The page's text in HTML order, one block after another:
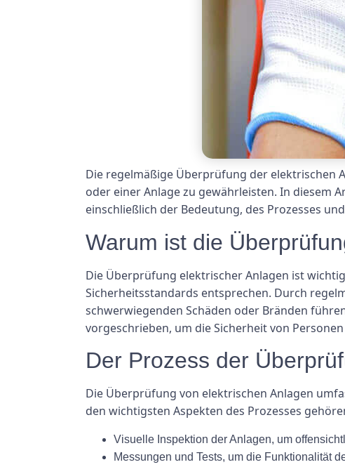
Die regelmäßige Überprüfung der elektrischen
oder einer Anlage zu gewährleisten. In diesem
einschließlich der Bedeutung, des Prozesses
Warum ist die
Die Überprüfung elektrischer Anlagen ist
Sicherheitsstandards entsprechen. Durch
schwerwiegenden Schäden oder Bränden
vorgeschrieben, um die Sicherheit von
Der Prozess der
Die Überprüfung von elektrischen Anlagen
den wichtigsten Aspekten des Prozesses
Visuelle Inspektion der Anlagen, um
Messungen und Tests, um die Funktionalität